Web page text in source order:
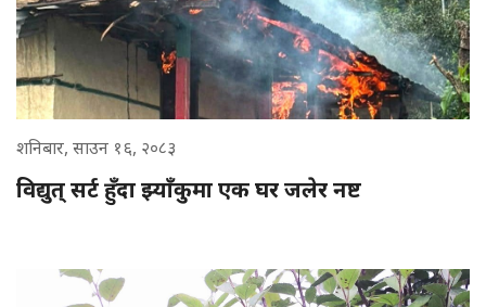
शनिबार, साउन १६, २०८३
विद्युत् सर्ट हुँदा झ्याँकुमा एक घर जलेर नष्ट